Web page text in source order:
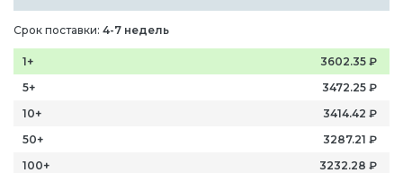
Срок поставки: 4-7 недель
1+ 3602.35 ₽
5+
3472.25 ₽
10+
3414.42 ₽
50+
3287.21 ₽
100+
3232.28 ₽